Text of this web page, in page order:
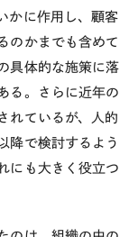
かに作用し、顧客
のかまでも含めて
具体的な施策に落
る。さらに近年の
れているが、人的
降で検討するよう
にも大きく役立つ